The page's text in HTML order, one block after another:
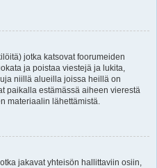
jotka katsovat foorumeiden
ja poistaa viestejä ja lukita,
niillä alueilla joissa heillä on
paikalla estämässä aiheen vierestä
materiaalin lähettämistä.
jakavat yhteisön hallittaviin osiin,